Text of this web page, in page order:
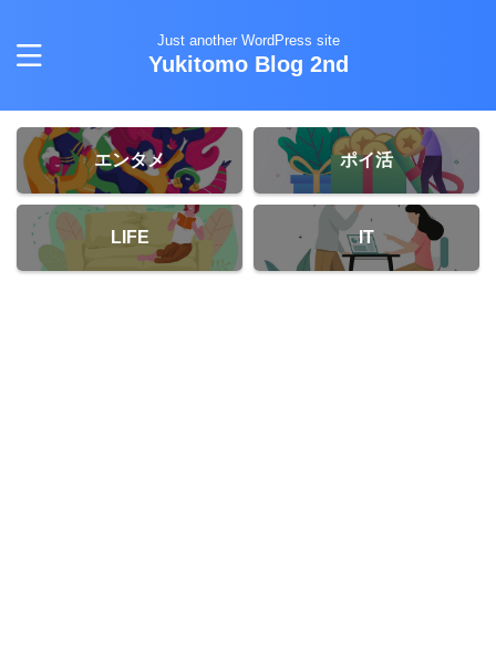
Just another WordPress site
Yukitomo Blog 2nd
エンタメ ポイ活
LIFE IT